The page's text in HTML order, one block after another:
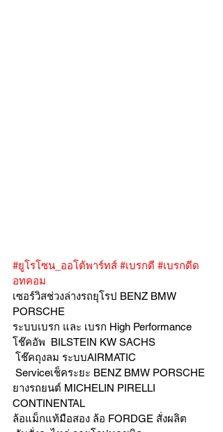
#ยูโรโซน_ออโต้พาร์ทส์ #เบรกดี #เบรกดีด
อทคอม
เซอร์วิสช่วงล่างรถยุโรป BENZ BMW
PORSCHE
ระบบเบรก และ เบรก High Performance
โช๊คอัพ  BILSTEIN KW SACHS
โช๊คถุงลม ระบบAIRMATIC
Serviceเช็คระยะ BENZ BMW PORSCHE
ยางรถยนต์ MICHELIN PIRELLI
CONTINENTAL
ล้อแม็กแท้มือสอง ล้อ FORDGE สั่งผลิต